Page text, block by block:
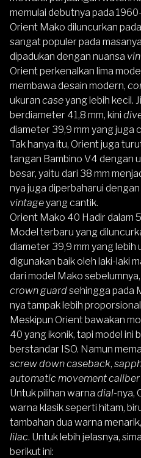
memulai debutnya pada
Orient Mako diluncurkan
sangat populer pada
dipadukan dengan nuansa
Orient perkenalkan lima
membawa desain modern,
ukuran caseyang lebih kecil.
berdiameter 41,8 mm, kini
diameter 39,9 mm yang juga
Tak hanya itu, Orient juga
tangan Bambino V4 dengan
besar, yaitu dari 38 mm
nya juga diperbaharui
vintageyang cantik.
Orient Mako 40 Hadir dalam
Model terbaru yang
diameter 39,9 mm yang
digunakan baik oleh laki-laki
dari model Mako
crown guardsehingga pada
nya tampak lebih
Meskipun Orient bawakan
40 yang ikonik, tapi model ini
berstandar ISO. Namun
screw down caseback,
automatic movement caliber
Untuk pilihan warna dial-nya,
warna klasik seperti hitam,
tambahan dua warna
lilac. Untuk lebih jelasnya,
berikut ini: